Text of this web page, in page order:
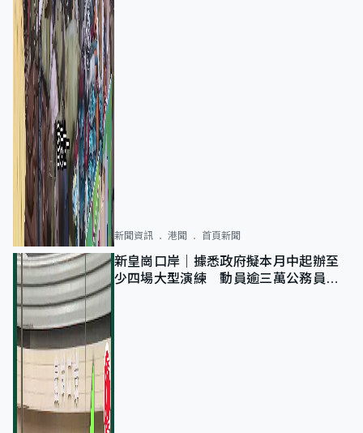
新聞資訊 港聞 首頁新聞
新皇崗口岸｜據悉政府擬本月中起辦至
少四場大型演練 動員逾三萬公務員人